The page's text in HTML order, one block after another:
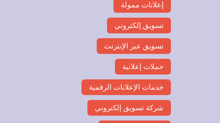
إعلانات ممولة
تسويق إلكتروني
تسويق عبر الإنترنت
حملات إعلانية
خدمات الإعلانات الرقمية
شركة تسويق إلكتروني